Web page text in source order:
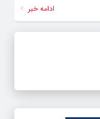
ادامه خبر